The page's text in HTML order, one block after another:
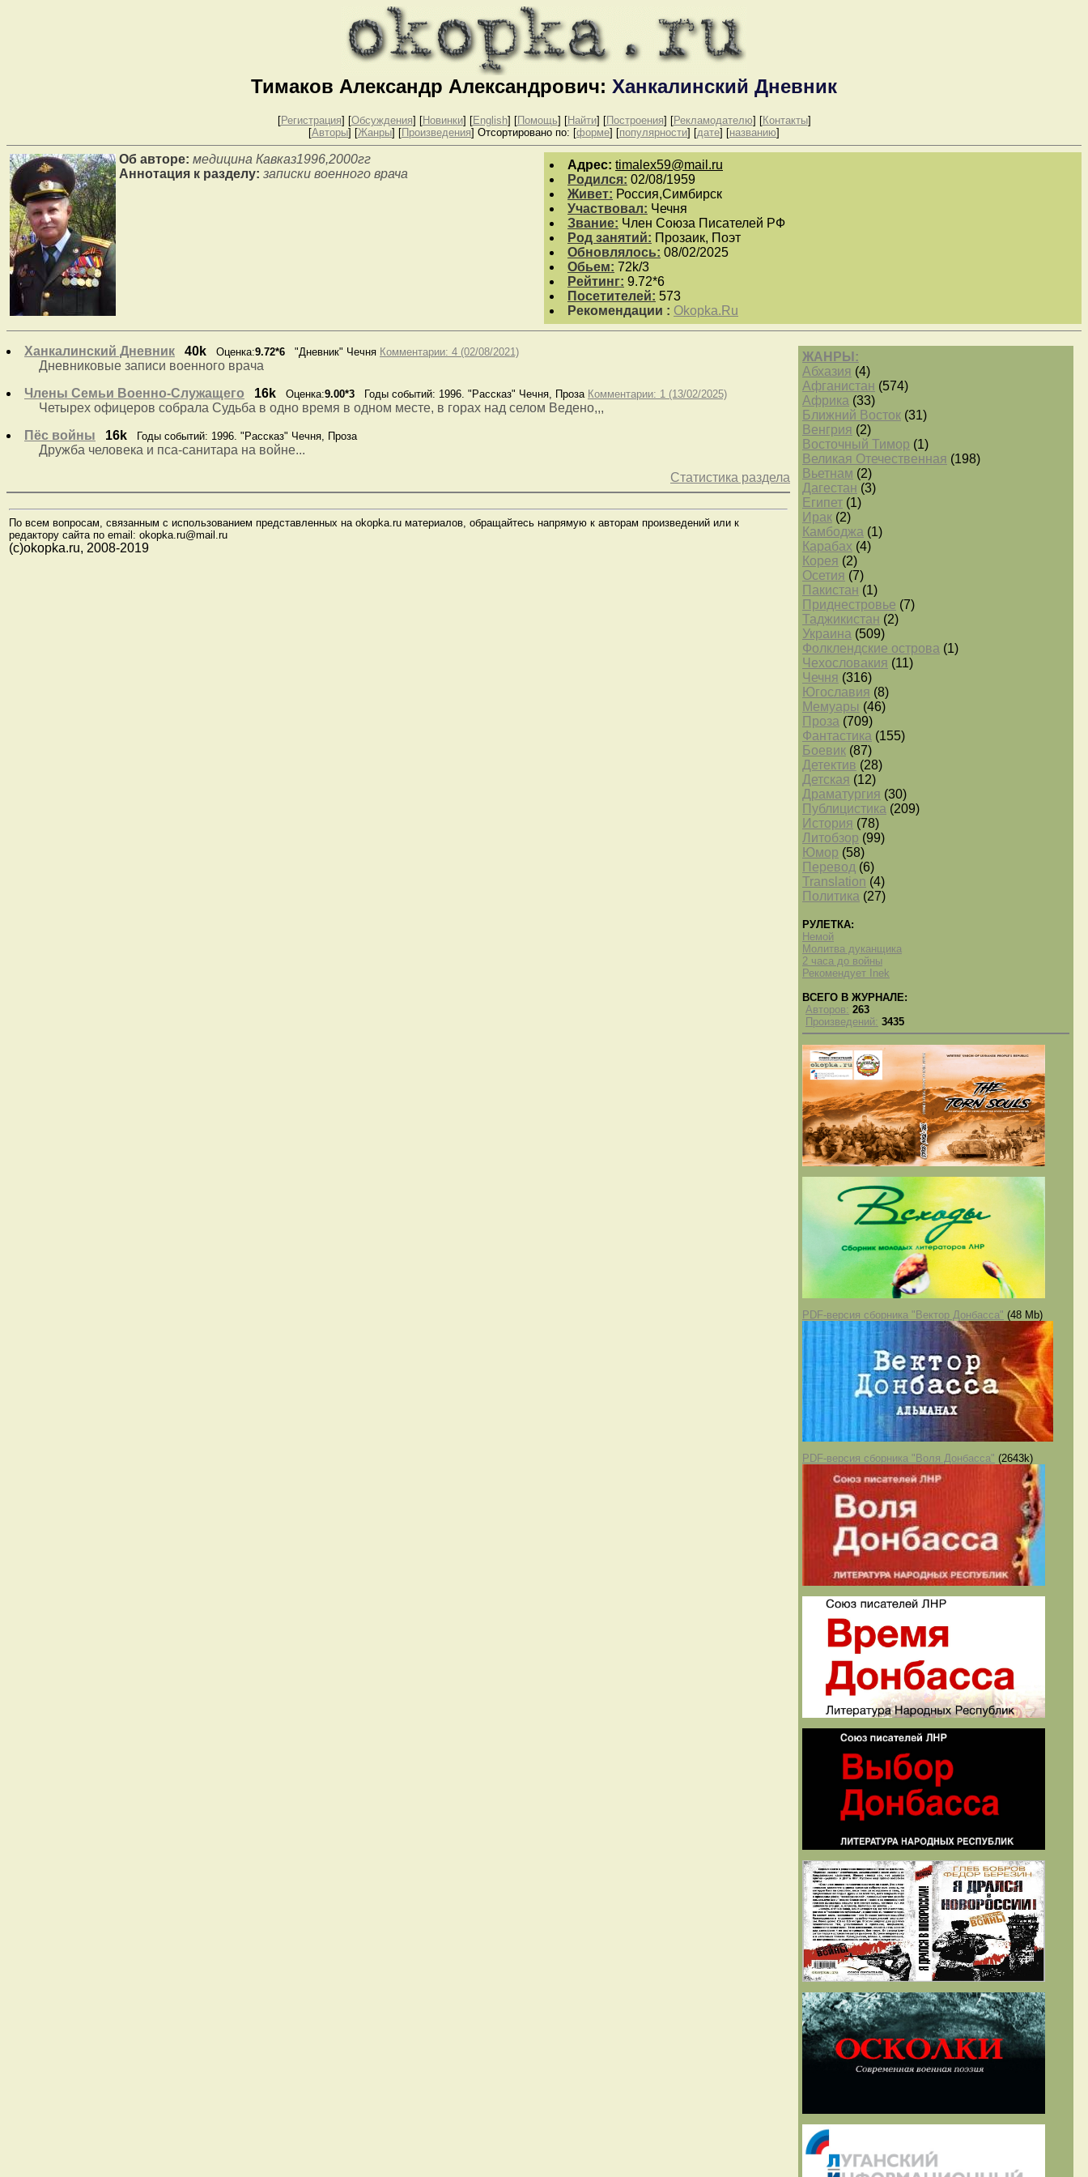
Тимаков Александр Александрович: Ханкалинский Дневник
[Регистрация] [Обсуждения] [Новинки] [English] [Помощь] [Найти] [Построения] [Рекламодателю] [Контакты]
[Авторы] [Жанры] [Произведения] Отсортировано по: [форме] [популярности] [дате] [названию]
Aдpeс: timalex59@mail.ru
Родился: 02/08/1959
Живет: Россия,Симбирск
Участвовал: Чечня
Звание: Член Союза Писателей РФ
Род занятий: Прозаик, Поэт
Обновлялось: 08/02/2025
Обьем: 72k/3
Рейтинг: 9.72*6
Посетителей: 573
Рекомендации : Okopka.Ru
Об авторе: медицина Кавказ1996,2000гг
Аннотация к разделу: записки военного врача
ЖАНРЫ:
Абхазия (4)
Афганистан (574)
Африка (33)
Ближний Восток (31)
Венгрия (2)
Восточный Тимор (1)
Великая Отечественная (198)
Вьетнам (2)
Дагестан (3)
Египет (1)
Ирак (2)
Камбоджа (1)
Карабах (4)
Корея (2)
Осетия (7)
Пакистан (1)
Приднестровье (7)
Таджикистан (2)
Украина (509)
Фолклендские острова (1)
Чехословакия (11)
Чечня (316)
Югославия (8)
Мемуары (46)
Проза (709)
Фантастика (155)
Боевик (87)
Детектив (28)
Детская (12)
Драматургия (30)
Публицистика (209)
История (78)
Литобзор (99)
Юмор (58)
Перевод (6)
Translation (4)
Политика (27)
РУЛЕТКА:
Немой
Молитва дуканщика
2 часа до войны
Рекомендует Inek
ВСЕГО В ЖУРНАЛЕ:
Авторов: 263
Произведений: 3435
PDF-версия сборника "Вектор Донбасса" (48 Mb)
PDF-версия сборника "Воля Донбасса" (2643k)
Ханкалинский Дневник 40k Оценка:9.72*6 "Дневник" Чечня Комментарии: 4 (02/08/2021)
Дневниковые записи военного врача
Члены Семьи Военно-Служащего
16k Оценка:9.00*3 Годы событий: 1996. "Рассказ" Чечня, Проза Комментарии: 1 (13/02/2025)
Четырех офицеров собрала Судьба в одно время в одном месте, в горах над селом Ведено,,,
Пёс войны
16k Годы событий: 1996. "Рассказ" Чечня, Проза
Дружба человека и пса-санитара на войне...
Статистика раздела
По всем вопросам, связанным с использованием представленных на okopka.ru материалов, обращайтесь напрямую к авторам произведений или к
редактору сайта по email: okopka.ru@mail.ru
(с)okopka.ru, 2008-2019